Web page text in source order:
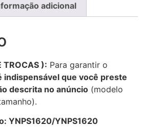
adicional
TROCAS ): Para garantir o
indispensável que você preste
descrita no anúncio (modelo
YNPS1620/YNPS1620